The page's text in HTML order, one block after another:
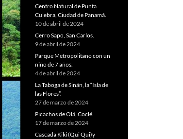
Centro Natural de Punta
Culebra, Ciudad de Panamá.
10 de abril de 2024
Cerro Sapo, San Carlos.
9 de abril de 2024
Parque Metropolitano con un
niño de 7 años.
4 de abril de 2024
La Taboga de Sinán, la “Isla de
las Flores”.
27 de marzo de 2024
Picachos de Olá, Coclé.
17 de marzo de 2024
Cascada Kiki (Qui Qui)y